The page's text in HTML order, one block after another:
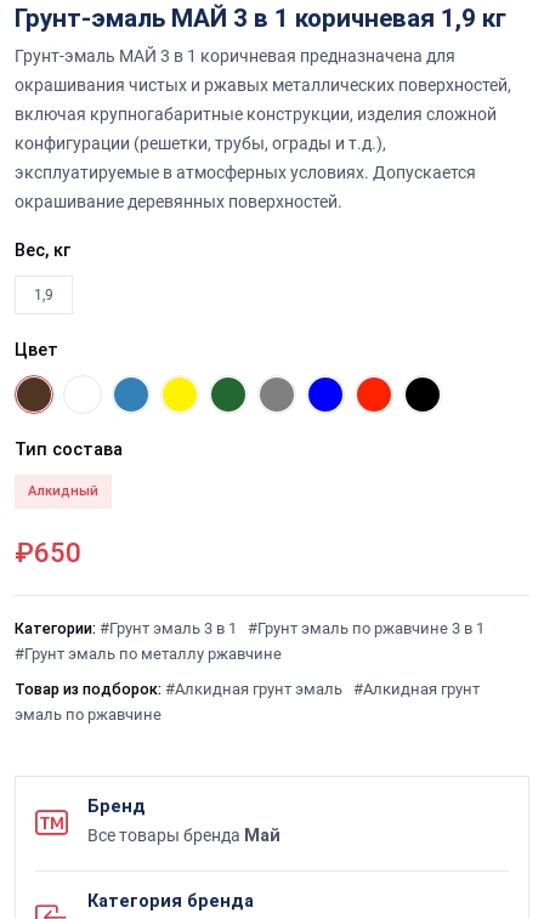
Грунт-эмаль МАЙ 3 в 1 коричневая 1,9 кг
Грунт-эмаль МАЙ 3 в 1 коричневая предназначена для
окрашивания чистых и ржавых металлических поверхностей,
включая крупногабаритные конструкции, изделия сложной
конфигурации (решетки, трубы, ограды и т.д.),
эксплуатируемые в атмосферных условиях. Допускается
окрашивание деревянных поверхностей.
Вес, кг
1,9
Цвет
Тип состава
Алкидный
₽650
Категории: #Грунт эмаль 3 в 1
#Грунт эмаль по ржавчине 3 в 1
#Грунт эмаль по металлу ржавчине
Товар из подборок: #Алкидная грунт эмаль #Алкидная грунт
эмаль по ржавчине
Бренд
Все товары бренда Май
Категория бренда